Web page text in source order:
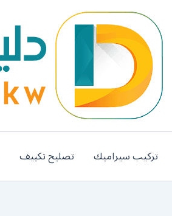
تركيب سيراميك تصليح تكييف